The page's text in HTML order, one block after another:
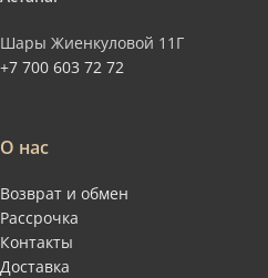
Шары Жиенкуловой 11Г
+7 700 603 72 72
О нас
Возврат и обмен
Рассрочка
Контакты
Доставка